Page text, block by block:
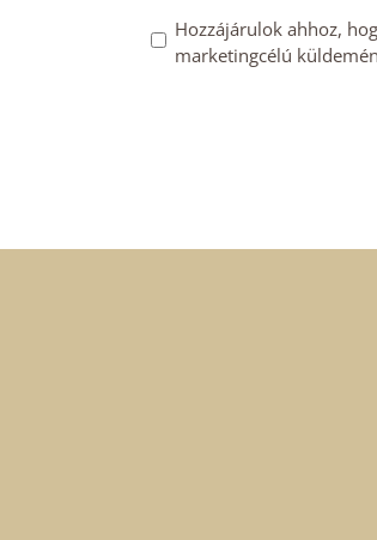
Mailchimp
feliratkozás
Hozzájárulok ahhoz,
marketingcélú